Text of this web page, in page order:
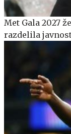
Met Gala 2027
razdelila